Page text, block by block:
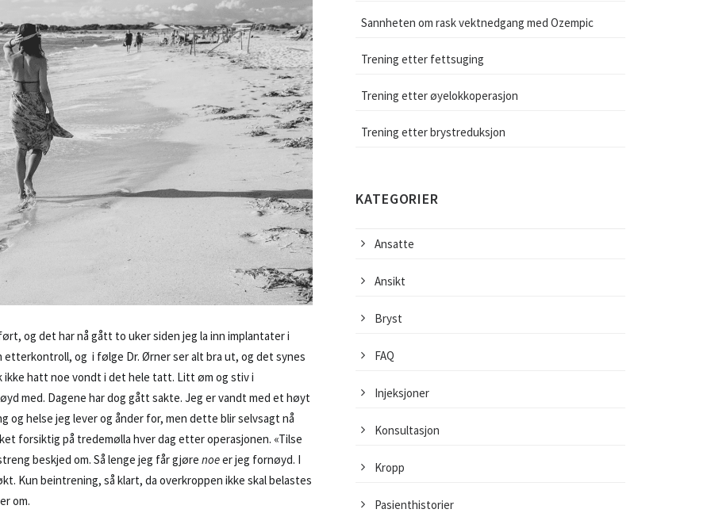
og det har nå gått to uker siden jeg la inn implantater i
etterkontroll, og i følge Dr. Ørner ser alt bra ut, og det synes
ikke hatt noe vondt i det hele tatt. Litt øm og stiv i
med. Dagene har dog gått sakte. Jeg er vandt med et høyt
og helse jeg lever og ånder for, men dette blir selvsagt nå
forsiktig på tredemølla hver dag etter operasjonen. «Tilse
beskjed om. Så lenge jeg får gjøre noeer jeg fornøyd. I
Kun beintrening, så klart, da overkroppen ikke skal belastes
om.
Sannheten om rask vektnedgang med Ozempic
Trening etter fettsuging
Trening etter øyelokkoperasjon
Trening etter brystreduksjon
KATEGORIER
Ansatte
Ansikt
Bryst
FAQ
Injeksjoner
Konsultasjon
Kropp
Pasienthistorier